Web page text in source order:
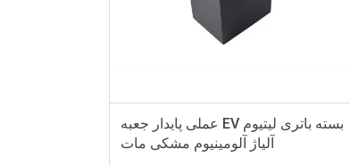
بسته باتری لیتیوم EV عملی پایدار جعبه
آلیاژ آلومینیوم مشکی مات